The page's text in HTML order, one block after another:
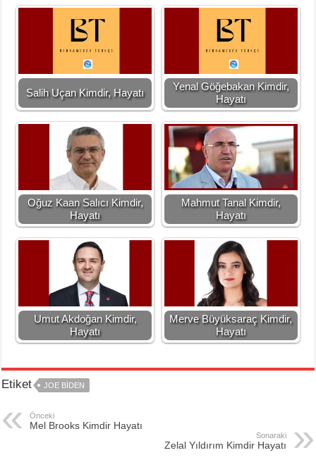
Salih Uçan Kimdir, Hayatı
Yenal Göğebakan Kimdir,
Hayatı
Oğuz Kaan Salıcı Kimdir,
Hayatı
Mahmut Tanal Kimdir,
Hayatı
Umut Akdoğan Kimdir,
Hayatı
Merve Büyüksaraç Kimdir,
Hayatı
Etiket JOE BIDEN
Önceki
Mel Brooks Kimdir Hayatı
Sonaraki
Zelal Yıldırım Kimdir Hayatı